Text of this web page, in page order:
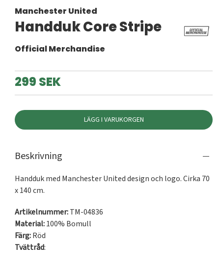
Manchester United
Handduk Core Stripe
Official Merchandise
299 SEK
LÄGG I VARUKORGEN
Beskrivning
Handduk med Manchester United design och logo. Cirka 70
x 140 cm.
Artikelnummer:TM-04836
Material:100% Bomull
Färg:Röd
Tvättråd: